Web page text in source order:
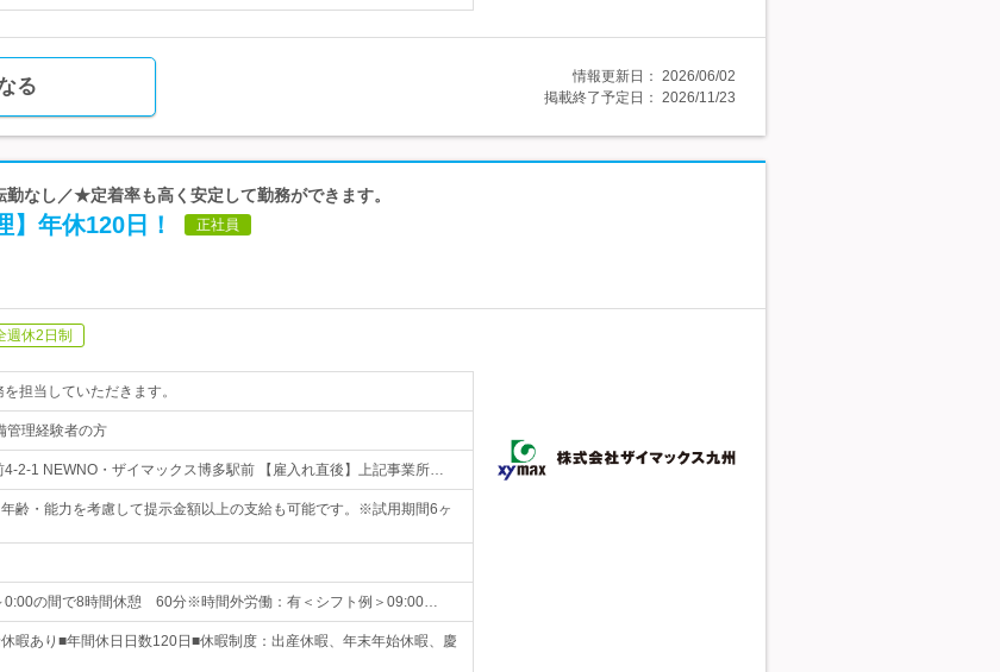
る 情報更新日： 2026/06/02
掲載終了予定日： 2026/11/23
なし／★定着率も高く安定して勤務ができます。
】年休120日！ 正社員
週休2日制
担当していただきます。
管理経験者の方
2-1 NEWNO・ザイマックス博多駅前 【雇入れ直後】上記事業所…
齢・能力を考慮して提示金額以上の支給も可能です。※試用期間6ヶ
0:00の間で8時間休憩 60分※時間外労働：有＜シフト例＞09:00…
暇あり■年間休日日数120日■休暇制度：出産休暇、年末年始休暇、慶